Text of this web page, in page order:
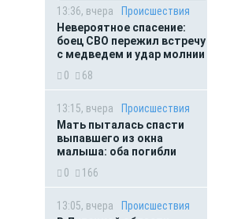
13:36, вчера
Происшествия
Невероятное спасение:
боец СВО пережил встречу
с медведем и удар молнии
0
68
13:15, вчера
Происшествия
Мать пыталась спасти
выпавшего из окна
малыша: оба погибли
0
166
13:05, вчера
Происшествия